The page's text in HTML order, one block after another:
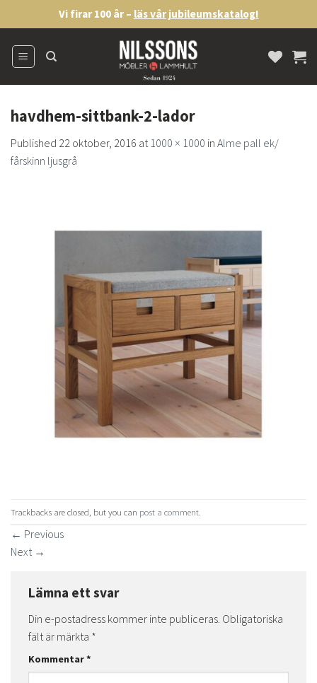
to
content
Vi firar 100 år – läs vår jubileumskatalog!
havdhem-sittbank-2-lador
Published 22 oktober, 2016 at1000 × 1000 in Alme pall ek/
fårskinn ljusgrå
Trackbacks are closed, but you can post a comment
← Previous
Next →
Lämna ett svar
Din e-postadress kommer inte publiceras. Obligatoriska
fält är märkta *
Kommentar*